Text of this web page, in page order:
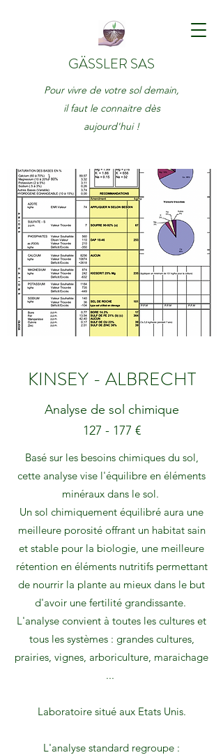
GÄSSLER SAS
Pour vivre de votre sol demain,
il faut le connaitre dès
aujourd'hui !
KINSEY - ALBRECHT
Analyse de sol chimique
127 - 177 €
Basé sur les besoins chimiques du sol,
cette analyse vise l'équilibre en éléments
minéraux dans le sol.
Un sol chimiquement équilibré aura une
meilleure porosité offrant un habitat sain
et stable pour la biologie, une meilleure
rétention en éléments nutritifs permettant
de nourrir la plante au mieux dans le but
d'avoir une fertilité grandissante.
L'analyse convient à toutes les cultures et
tous les systèmes : grandes cultures,
prairies, vignes, arboriculture, maraichage
...
Laboratoire situé aux Etats Unis.
L'analyse standard regroupe :